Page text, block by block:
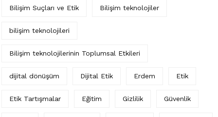
Bilişim Suçları ve Etik Bilişim teknolojiler
bilişim teknolojileri
Bilişim teknolojilerinin Toplumsal Etkileri
dijital dönüşüm Dijital Etik Erdem Etik
Etik Tartışmalar Eğitim Gizlilik Güvenlik